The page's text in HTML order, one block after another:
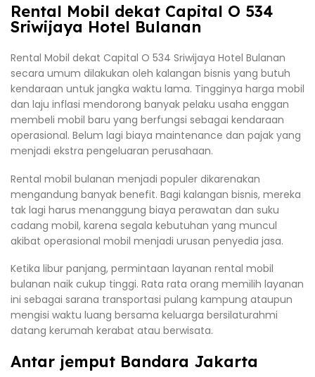
Rental Mobil dekat Capital O 534
Sriwijaya Hotel Bulanan
Rental Mobil dekat Capital O 534 Sriwijaya Hotel Bulanan
secara umum dilakukan oleh kalangan bisnis yang butuh
kendaraan untuk jangka waktu lama. Tingginya harga mobil
dan laju inflasi mendorong banyak pelaku usaha enggan
membeli mobil baru yang berfungsi sebagai kendaraan
operasional. Belum lagi biaya maintenance dan pajak yang
menjadi ekstra pengeluaran perusahaan.
Rental mobil bulanan menjadi populer dikarenakan
mengandung banyak benefit. Bagi kalangan bisnis, mereka
tak lagi harus menanggung biaya perawatan dan suku
cadang mobil, karena segala kebutuhan yang muncul
akibat operasional mobil menjadi urusan penyedia jasa.
Ketika libur panjang, permintaan layanan rental mobil
bulanan naik cukup tinggi. Rata rata orang memilih layanan
ini sebagai sarana transportasi pulang kampung ataupun
mengisi waktu luang bersama keluarga bersilaturahmi
datang kerumah kerabat atau berwisata.
Antar jemput Bandara Jakarta